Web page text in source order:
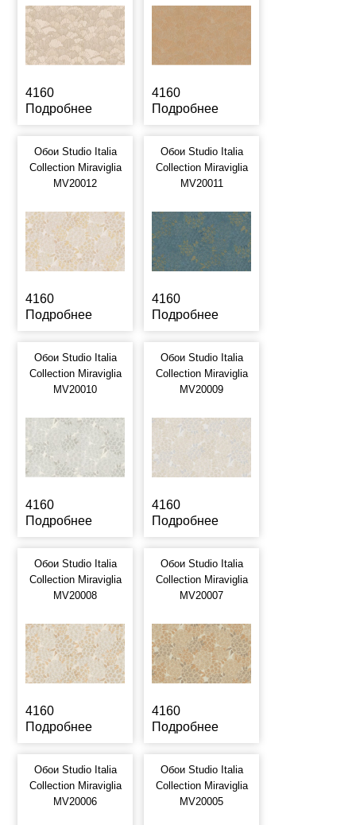
4160
Подробнее
4160
Подробнее
Обои Studio Italia
Collection Miraviglia
MV20012
4160
Подробнее
Обои Studio Italia
Collection Miraviglia
MV20011
4160
Подробнее
Обои Studio Italia
Collection Miraviglia
MV20010
4160
Подробнее
Обои Studio Italia
Collection Miraviglia
MV20009
4160
Подробнее
Обои Studio Italia
Collection Miraviglia
MV20008
4160
Подробнее
Обои Studio Italia
Collection Miraviglia
MV20007
4160
Подробнее
Обои Studio Italia
Collection Miraviglia
MV20006
Обои Studio Italia
Collection Miraviglia
MV20005